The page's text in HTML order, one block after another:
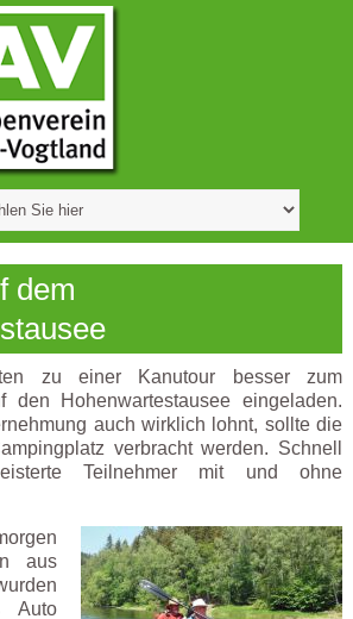
dem
zu einer Kanutour besser zum
den Hohenwartestausee eingeladen.
auch wirklich lohnt, sollte die
verbracht werden. Schnell
Teilnehmer mit und ohne
aus
Auto